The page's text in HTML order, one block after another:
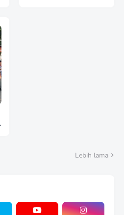
Lebih lama